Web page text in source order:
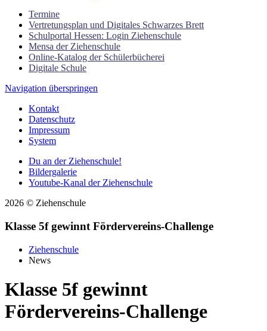
Termine
Vertretungsplan und Digitales Schwarzes Brett
Schulportal Hessen: Login Ziehenschule
Mensa der Ziehenschule
Online-Katalog der Schülerbücherei
Digitale Schule
Navigation überspringen
Kontakt
Datenschutz
Impressum
System
Du an der Ziehenschule!
Bildergalerie
Youtube-Kanal der Ziehenschule
2026 © Ziehenschule
Klasse 5f gewinnt Fördervereins-Challenge
Ziehenschule
News
Klasse 5f gewinnt
Fördervereins-Challenge